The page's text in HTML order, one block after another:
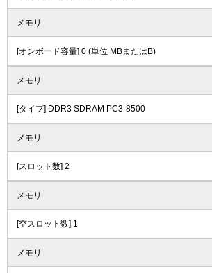
メモリ
[オンボード容量] 0 (単位 MBまたはB)
メモリ
[タイプ] DDR3 SDRAM PC3-8500
メモリ
[スロット数] 2
メモリ
[空スロット数] 1
メモリ